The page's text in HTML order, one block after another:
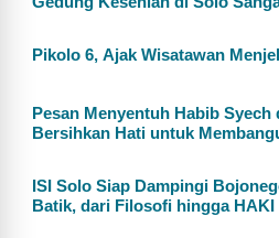
Pikolo 6, Ajak Wisatawan
Pesan Menyentuh Habib
Bersihkan Hati untuk
ISI Solo Siap Dampingi
Batik, dari Filosofi hingga HAKI